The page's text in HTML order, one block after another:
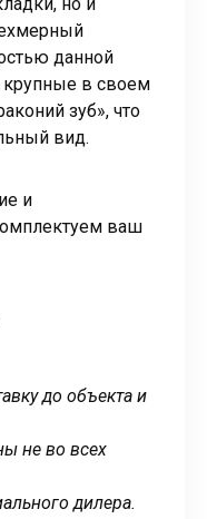
данной
в своем
зуб», что
вид.
и
ваш
до объекта и
не во всех
дилера.